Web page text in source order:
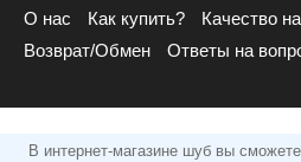
О нас Как купить?
Качество
Возврат/Обмен
Ответы на
В интернет-магазине шуб вы